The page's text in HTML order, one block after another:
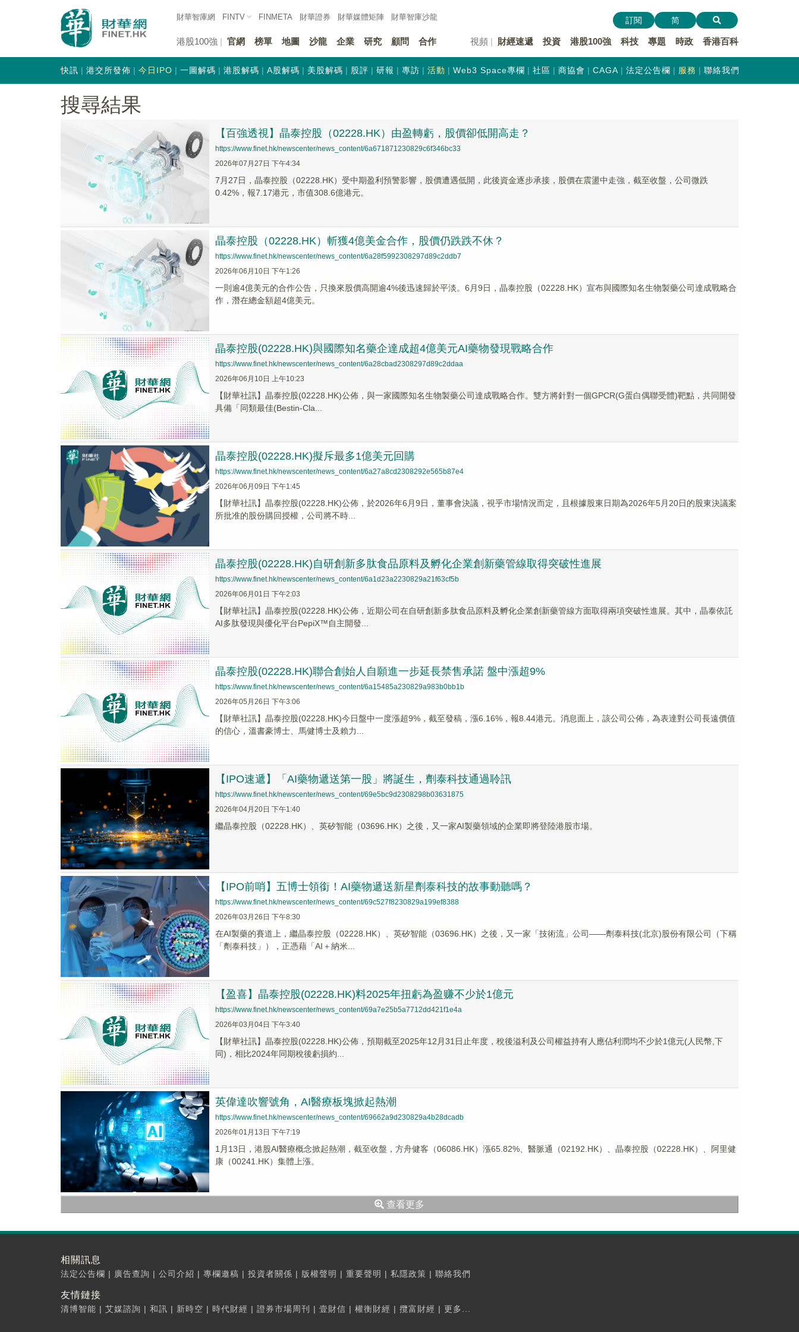
財華智庫網 FINTV FINMETA 財華證券 財華媒體矩陣 財華智庫沙龍
港股100強 官網 榜單 地圖 沙龍 企業 研究 顧問 合作 視頻 財經速遞 投資 港股100強 科技 專題 時政 香港百科
訂閱 简
快訊 港交所發佈 今日IPO 一圖解碼 港股解碼 A股解碼 美股解碼 股評 研報 專訪 活動 Web3 Space專欄 社區 商協會 CAGA 法定公告欄 服務 聯絡我們
搜尋結果
【百強透視】晶泰控股（02228.HK）由盈轉虧，股價卻低開高走？
https://www.finet.hk/newscenter/news_content/6a671871230829c6f346bc33
2026年07月27日 下午4:34
7月27日，晶泰控股（02228.HK）受中期盈利預警影響，股價遭遇低開，此後資金逐步承接，股價在震盪中走強，截至收盤，公司微跌
0.42%，報7.17港元，市值308.6億港元。
晶泰控股（02228.HK）斬獲4億美金合作，股價仍跌跌不休？
https://www.finet.hk/newscenter/news_content/6a28f5992308297d89c2ddb7
2026年06月10日 下午1:26
一則逾4億美元的合作公告，只換來股價高開逾4%後迅速歸於平淡。6月9日，晶泰控股（02228.HK）宣布與國際知名生物製藥公司達成戰略合
作，潛在總金額超4億美元。
晶泰控股(02228.HK)與國際知名藥企達成超4億美元AI藥物發現戰略合作
https://www.finet.hk/newscenter/news_content/6a28cbad2308297d89c2ddaa
2026年06月10日 上午10:23
​【財華社訊】晶泰控股(02228.HK)公佈，與一家國際知名生物製藥公司達成戰略合作。雙方將針對一個GPCR(G蛋白偶聯受體)靶點，共同開發
具備「同類最佳(Bestin-Cla...
晶泰控股(02228.HK)擬斥最多1億美元回購
https://www.finet.hk/newscenter/news_content/6a27a8cd2308292e565b87e4
2026年06月09日 下午1:45
【財華社訊】晶泰控股(02228.HK)公佈，於2026年6月9日，董事會決議，視乎市場情況而定，且根據股東日期為2026年5月20日的股東決議案
所批准的股份購回授權，公司將不時...
晶泰控股(02228.HK)自研創新多肽食品原料及孵化企業創新藥管線取得突破性進展
https://www.finet.hk/newscenter/news_content/6a1d23a2230829a21f63cf5b
2026年06月01日 下午2:03
​【財華社訊】晶泰控股(02228.HK)公佈，近期公司在自研創新多肽食品原料及孵化企業創新藥管線方面取得兩項突破性進展。其中，晶泰依託
AI多肽發現與優化平台PepiX™自主開發...
晶泰控股(02228.HK)聯合創始人自願進一步延長禁售承諾 盤中漲超9%
https://www.finet.hk/newscenter/news_content/6a15485a230829a983b0bb1b
2026年05月26日 下午3:06
【財華社訊】晶泰控股(02228.HK)今日盤中一度漲超9%，截至發稿，漲6.16%，報8.44港元。消息面上，該公司公佈，為表達對公司長遠價值
的信心，溫書豪博士、馬健博士及賴力...
【IPO速遞】「AI藥物遞送第一股」將誕生，劑泰科技通過聆訊
https://www.finet.hk/newscenter/news_content/69e5bc9d2308298b03631875
2026年04月20日 下午1:40
繼晶泰控股（02228.HK）、英矽智能（03696.HK）之後，又一家AI製藥領域的企業即將登陸港股市場。
【IPO前哨】五博士領銜！AI藥物遞送新星劑泰科技的故事動聽嗎？
https://www.finet.hk/newscenter/news_content/69c527f8230829a199ef8388
2026年03月26日 下午8:30
在AI製藥的賽道上，繼晶泰控股（02228.HK）、英矽智能（03696.HK）之後，又一家「技術流」公司——劑泰科技(北京)股份有限公司（下稱
「劑泰科技」），正憑藉「AI＋納米...
【盈喜】晶泰控股(02228.HK)料2025年​扭虧為盈赚不少於1億元
https://www.finet.hk/newscenter/news_content/69a7e25b5a7712dd421f1e4a
2026年03月04日 下午3:40
​【財華社訊】晶泰控股(02228.HK)公佈，預期截至2025年12月31日止年度，稅後溢利及公司權益持有人應佔利潤均不少於1億元(人民幣,下
同)，相比2024年同期稅後虧損約...
英偉達吹響號角，AI醫療板塊掀起熱潮
https://www.finet.hk/newscenter/news_content/69662a9d230829a4b28dcadb
2026年01月13日 下午7:19
1月13日，港股AI醫療概念掀起熱潮，截至收盤，方舟健客（06086.HK）漲65.82%、醫脈通（02192.HK）、晶泰控股（02228.HK）、阿里健
康（00241.HK）集體上漲。
查看更多
相關訊息
法定公告欄 | 廣告查詢 | 公司介紹 | 專欄邀稿 | 投資者關係 | 版權聲明 | 重要聲明 | 私隱政策 | 聯絡我們
友情鏈接
清博智能 | 艾媒諮詢 | 和訊 | 新時空 | 時代財經 | 證券市場周刊 | 壹財信 | 權衡財經 | 攬富財經 | 更多...